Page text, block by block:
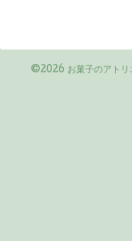
©2026 お菓子のアト